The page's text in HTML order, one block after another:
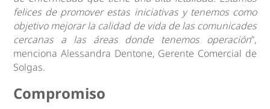
felices de promover estas iniciativas y tenemos como
objetivo mejorar la calidad de vida de las comunicades
cercanas a las áreas donde tenemos operación”,
menciona Alessandra Dentone, Gerente Comercial de
Solgas.
Compromiso